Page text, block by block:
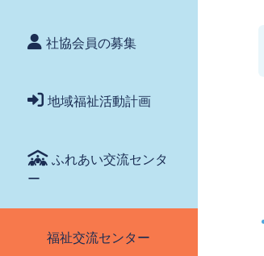
社協会員の募集
地域福祉活動計画
ふれあい交流センタ
ー
福祉交流センター